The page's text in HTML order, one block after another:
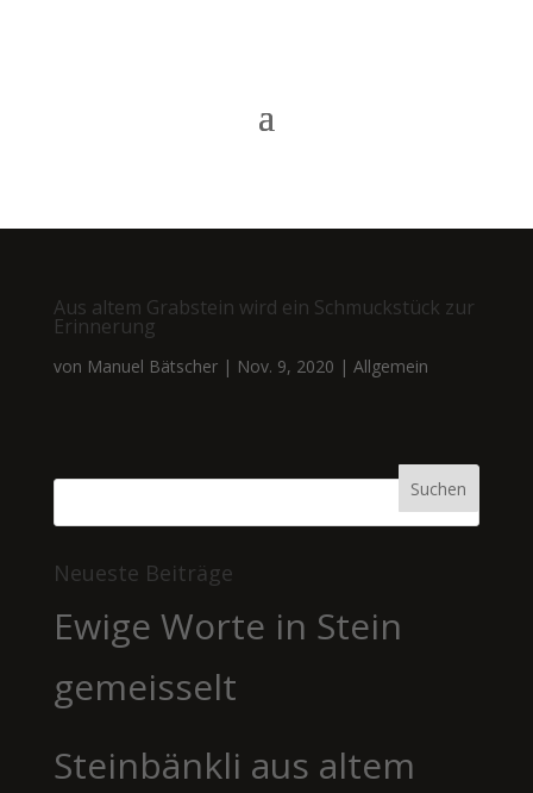
Aus altem Grabstein wird ein Schmuckstück zur
Erinnerung
von Manuel Bätscher| Nov. 9, 2020 | Allgemein
Neueste Beiträge
Ewige Worte in Stein
gemeisselt
Steinbänkli aus altem